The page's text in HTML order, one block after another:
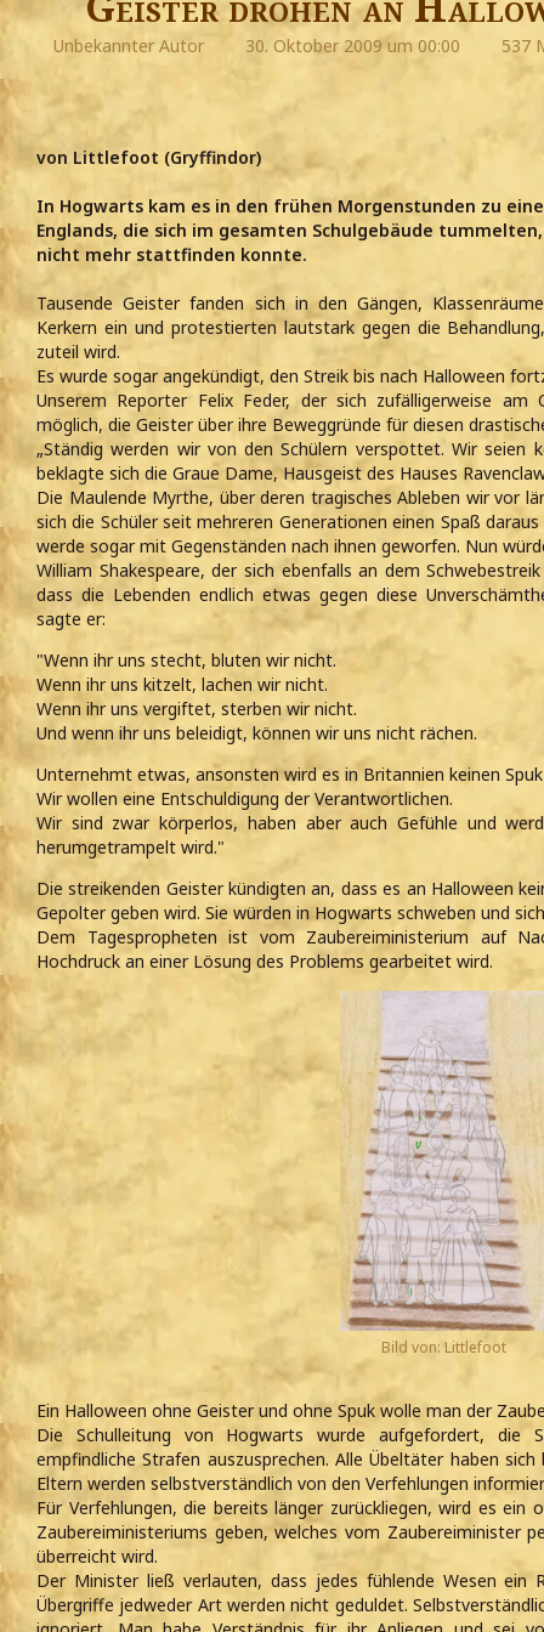
Unbekannter Autor 30. Oktober 2009 um 00:00 537
von Littlefoot (Gryffindor)
In Hogwarts kam es in den frühen Morgenstunden zu
Englands, die sich im gesamten Schulgebäude
nicht mehr stattfinden konnte.
Tausende Geister fanden sich in den Gängen,
Kerkern ein und protestierten lautstark gegen die
zuteil wird.
Es wurde sogar angekündigt, den Streik bis nach Halloween
Unserem Reporter Felix Feder, der sich zufälligerweise
möglich, die Geister über ihre Beweggründe für diesen
„Ständig werden wir von den Schülern verspottet. Wir seien
beklagte sich die Graue Dame, Hausgeist des Hauses
Die Maulende Myrthe, über deren tragisches Ableben wir vor
sich die Schüler seit mehreren Generationen einen Spaß
werde sogar mit Gegenständen nach ihnen geworfen. Nun
William Shakespeare, der sich ebenfalls an dem
dass die Lebenden endlich etwas gegen diese
sagte er:
"Wenn ihr uns stecht, bluten wir nicht.
Wenn ihr uns kitzelt, lachen wir nicht.
Wenn ihr uns vergiftet, sterben wir nicht.
Und wenn ihr uns beleidigt, können wir uns nicht rächen.
Unternehmt etwas, ansonsten wird es in Britannien keinen
Wir wollen eine Entschuldigung der Verantwortlichen.
Wir sind zwar körperlos, haben aber auch Gefühle und
herumgetrampelt wird."
Die streikenden Geister kündigten an, dass es an Halloween
Gepolter geben wird. Sie würden in Hogwarts schweben und
Dem Tagespropheten ist vom Zaubereiministerium auf
Hochdruck an einer Lösung des Problems gearbeitet wird.
Bild von: Littlefoot
Ein Halloween ohne Geister und ohne Spuk wolle man der
Die Schulleitung von Hogwarts wurde aufgefordert, die
empfindliche Strafen auszusprechen. Alle Übeltäter haben
Eltern werden selbstverständlich von den Verfehlungen
Für Verfehlungen, die bereits länger zurückliegen, wird es ein
Zaubereiministeriums geben, welches vom Zaubereiminister
überreicht wird.
Der Minister ließ verlauten, dass jedes fühlende Wesen ein
Übergriffe jedweder Art werden nicht geduldet.